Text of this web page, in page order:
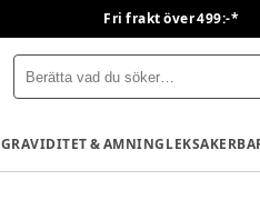
Fri frakt över 499:-*
GRAVIDITET & AMNINGLEKSAKER